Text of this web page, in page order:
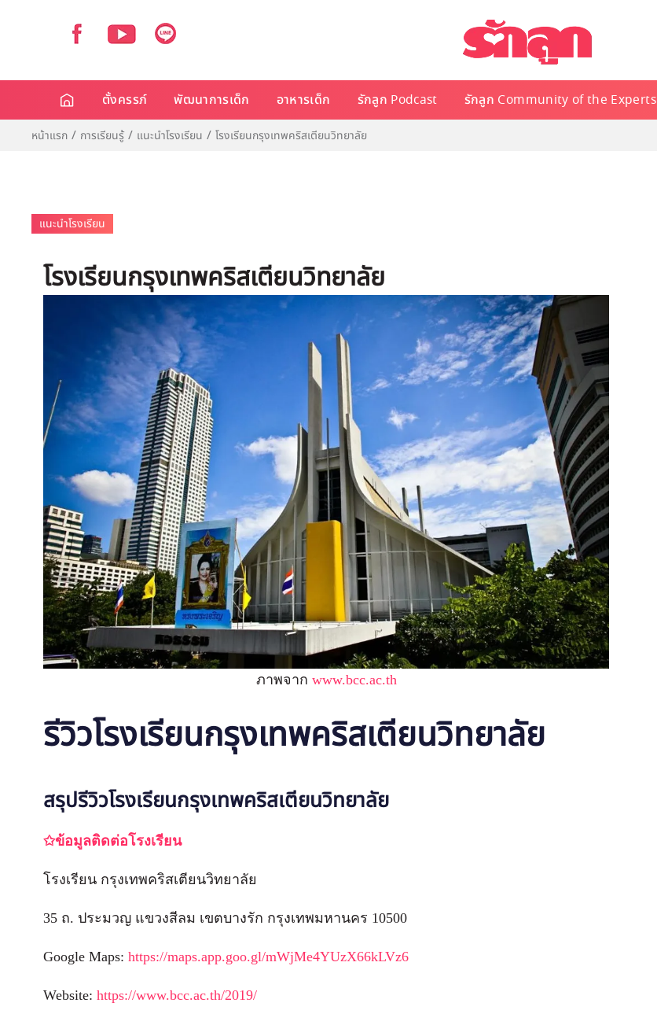
ตั้งครรภ์ พัฒนาการเด็ก อาหารเด็ก รักลูก Podcast รักลูก Community of the Experts
หน้าแรก การเรียนรู้ แนะนำโรงเรียน โรงเรียนกรุงเทพคริสเตียนวิทยาลัย
แนะนำโรงเรียน
โรงเรียนกรุงเทพคริสเตียนวิทยาลัย
ภาพจาก www.bcc.ac.th
รีวิวโรงเรียนกรุงเทพคริสเตียนวิทยาลัย
สรุปรีวิวโรงเรียนกรุงเทพคริสเตียนวิทยาลัย
✩ข้อมูลติดต่อโรงเรียน
โรงเรียน กรุงเทพคริสเตียนวิทยาลัย
35 ถ. ประมวญ แขวงสีลม เขตบางรัก กรุงเทพมหานคร 10500
Google Maps: https://maps.app.goo.gl/mWjMe4YUzX66kLVz6
Website: https://www.bcc.ac.th/2019/